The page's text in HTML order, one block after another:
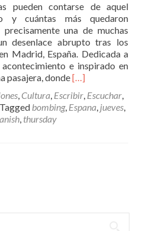
pueden contarse de aquel
cuántas más quedaron
una de muchas
desenlace abrupto tras los
Madrid, España. Dedicada a
e inspirado en
pasajera, dondeRead
about
Jueves
[…]
, Cultura, Escribir, Escuchar,
Tagged bombing, Espana, jueves,
, thursday